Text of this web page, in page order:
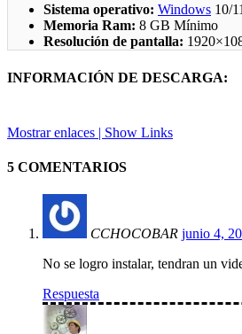
Sistema operativo: Windows 10/
Memoria Ram: 8 GB Mínimo
Resolución de pantalla:
INFORMACIÓN DE DESCARGA:
Mostrar enlaces | Show Links
5 COMENTARIOS
CCHOCOBAR junio 4,
No se logro instalar, tendran un
Respuesta